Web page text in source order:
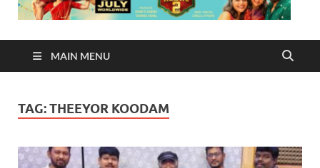
MAIN MENU
TAG:THEEYOR KOODAM